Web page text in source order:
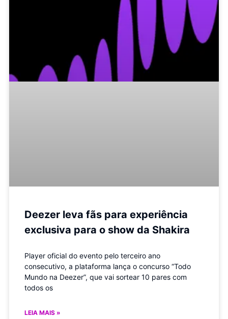
Deezer leva fãs para experiência
exclusiva para o show da Shakira
Player oficial do evento pelo terceiro ano
consecutivo, a plataforma lança o concurso “Todo
Mundo na Deezer”, que vai sortear 10 pares com
todos os
LEIA MAIS »